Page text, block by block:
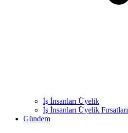
İş İnsanları Üyelik
İş İnsanları Üyelik Fırsatları
Gündem